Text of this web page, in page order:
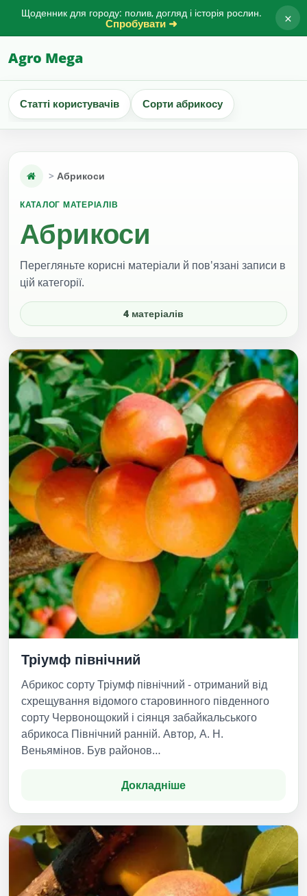
Щоденник для городу: полив, догляд і історія рослин.
Спробувати ➜ ×
Agro Mega
Статті користувачів Сорти абрикосу
Абрикоси
КАТАЛОГ МАТЕРІАЛІВ
Абрикоси
Перегляньте корисні матеріали й пов'язані записи в
цій категорії.
4 матеріалів
Тріумф північний
Абрикос сорту Тріумф північний - отриманий від
схрещування відомого старовинного південного
сорту Червонощокий і сіянця забайкальського
абрикоса Північний ранній. Автор, А. Н.
Веньямінов. Був районов…
Докладніше